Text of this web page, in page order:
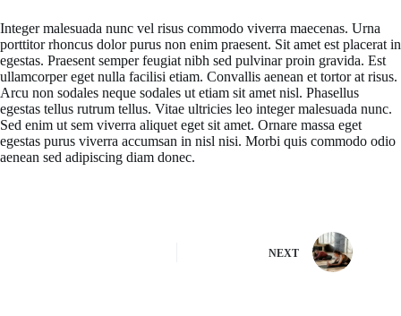
Integer malesuada nunc vel risus commodo viverra maecenas. Urna
porttitor rhoncus dolor purus non enim praesent. Sit amet est placerat in
egestas. Praesent semper feugiat nibh sed pulvinar proin gravida. Est
ullamcorper eget nulla facilisi etiam. Convallis aenean et tortor at risus.
Arcu non sodales neque sodales ut etiam sit amet nisl. Phasellus
egestas tellus rutrum tellus. Vitae ultricies leo integer malesuada nunc.
Sed enim ut sem viverra aliquet eget sit amet. Ornare massa eget
egestas purus viverra accumsan in nisl nisi. Morbi quis commodo odio
aenean sed adipiscing diam donec.
NEXT